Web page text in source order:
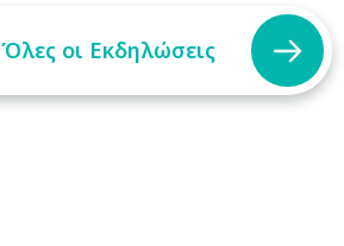
Όλες οι Εκδηλώσεις